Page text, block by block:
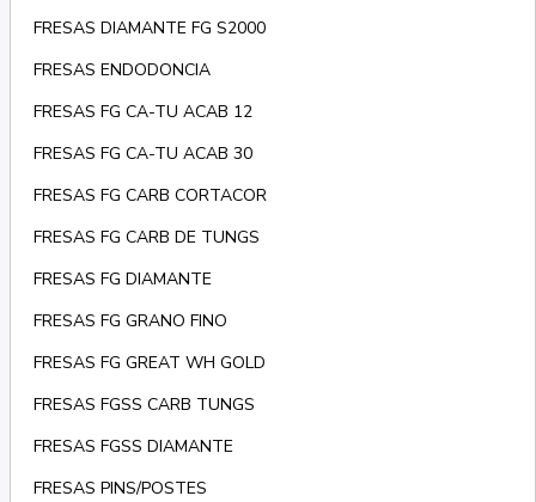
FRESAS DIAMANTE FG S2000
FRESAS ENDODONCIA
FRESAS FG CA-TU ACAB 12
FRESAS FG CA-TU ACAB 30
FRESAS FG CARB CORTACOR
FRESAS FG CARB DE TUNGS
FRESAS FG DIAMANTE
FRESAS FG GRANO FINO
FRESAS FG GREAT WH GOLD
FRESAS FGSS CARB TUNGS
FRESAS FGSS DIAMANTE
FRESAS PINS/POSTES